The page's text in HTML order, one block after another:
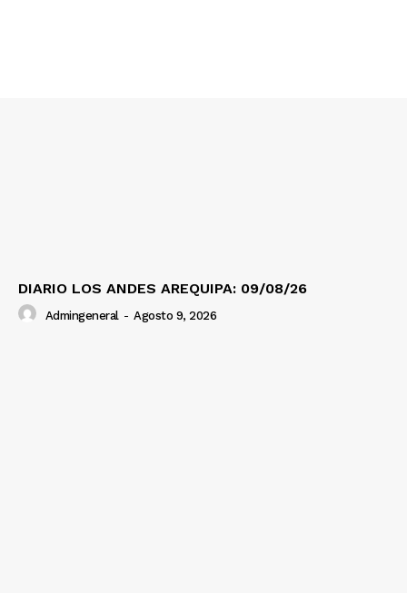
DIARIO LOS ANDES AREQUIPA: 09/08/26
Admingeneral - Agosto 9, 2026